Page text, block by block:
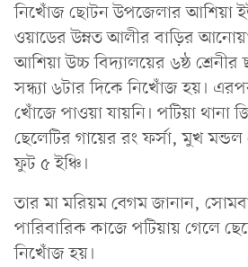
নিখোঁজ ছোটন উপজেলার আশিয়া
ওয়াডের উম্নত আলীর বাড়ির
আশিয়া উচ্চ বিদ্যালয়ের ৬ষ্ঠ
সন্ধ্যা ৬টার দিকে নিখোঁজ হয়।
খোঁজে পাওয়া যায়নি। পটিয়া থানা
ছেলেটির গায়ের রং ফর্সা, মুখ
ফুট ৫ ইঞ্চি।
তার মা মরিয়ম বেগম জানান,
পারিবারিক কাজে পটিয়ায় গেলে
নিখোঁজ হয়।